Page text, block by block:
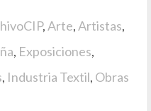
,Arte,Artistas,
, Exposiciones,
, Industria Textil, Obras